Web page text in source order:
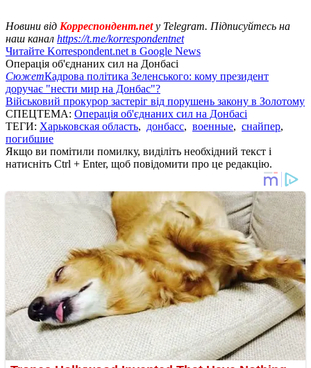
Новини від Корреспондент.netу Telegram. Підписуйтесь на
наш канал https://t.me/korrespondentnet
Читайте Korrespondent.net в Google News
Операція об'єднаних сил на Донбасі
СюжетКадрова політика Зеленського: кому президент
доручає "нести мир на Донбас"?
Військовий прокурор застеріг від порушень закону в Золотому
СПЕЦТЕМА: Операція об'єднаних сил на Донбасі
ТЕГИ: Харьковская область, донбасс, военные, снайпер,
погибшие
Якщо ви помітили помилку, виділіть необхідний текст і
натисніть Ctrl + Enter, щоб повідомити про це редакцію.